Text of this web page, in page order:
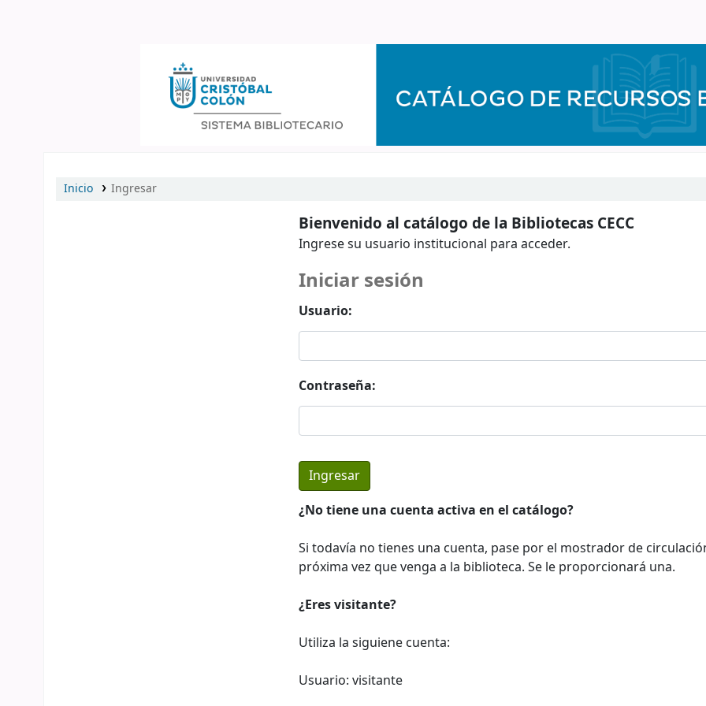
Inicio Ingresar
Bienvenido al catálogo de la Bibliotecas CECC
Ingrese su usuario institucional para acceder.
Iniciar sesión
Usuario:
Contraseña:
¿No tiene una cuenta activa en el catálogo?
Si todavía no tienes una cuenta, pase por el mostrador de
próxima vez que venga a la biblioteca. Se le proporcionará una.
¿Eres visitante?
Utiliza la siguiene cuenta:
Usuario: visitante